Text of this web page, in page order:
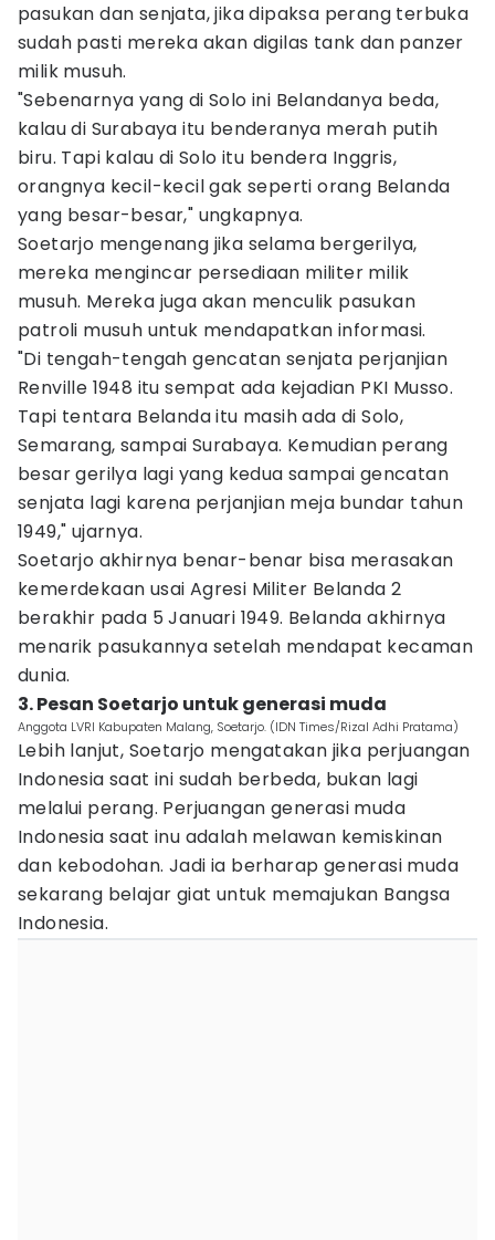
pasukan dan senjata, jika dipaksa perang terbuka
sudah pasti mereka akan digilas tank dan panzer
milik musuh.
"Sebenarnya yang di Solo ini Belandanya beda,
kalau di Surabaya itu benderanya merah putih
biru. Tapi kalau di Solo itu bendera Inggris,
orangnya kecil-kecil gak seperti orang Belanda
yang besar-besar," ungkapnya.
Soetarjo mengenang jika selama bergerilya,
mereka mengincar persediaan militer milik
musuh. Mereka juga akan menculik pasukan
patroli musuh untuk mendapatkan informasi.
"Di tengah-tengah gencatan senjata perjanjian
Renville 1948 itu sempat ada kejadian PKI Musso.
Tapi tentara Belanda itu masih ada di Solo,
Semarang, sampai Surabaya. Kemudian perang
besar gerilya lagi yang kedua sampai gencatan
senjata lagi karena perjanjian meja bundar tahun
1949," ujarnya.
Soetarjo akhirnya benar-benar bisa merasakan
kemerdekaan usai Agresi Militer Belanda 2
berakhir pada 5 Januari 1949. Belanda akhirnya
menarik pasukannya setelah mendapat kecaman
dunia.
3. Pesan Soetarjo untuk generasi muda
Anggota LVRI Kabupaten Malang, Soetarjo. (IDN Times/Rizal Adhi Pratama)
Lebih lanjut, Soetarjo mengatakan jika perjuangan
Indonesia saat ini sudah berbeda, bukan lagi
melalui perang. Perjuangan generasi muda
Indonesia saat inu adalah melawan kemiskinan
dan kebodohan. Jadi ia berharap generasi muda
sekarang belajar giat untuk memajukan Bangsa
Indonesia.